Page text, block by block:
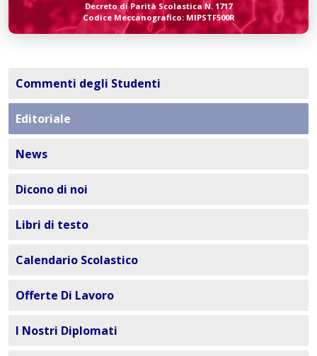
Decreto di Parità Scolastica N. 1717
Codice Meccanografico: MIPSTF500R
Commenti degli Studenti
Editoriale
News
Dicono di noi
Libri di testo
Calendario Scolastico
Offerte Di Lavoro
I Nostri Diplomati